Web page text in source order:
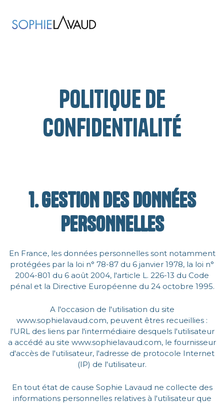
Politique de
confidentialité
1. GESTION DES DONNÉES
PERSONNELLES
En France, les données personnelles sont notamment
protégées par la loi n° 78-87 du 6 janvier 1978, la loi n°
2004-801 du 6 août 2004, l'article L. 226-13 du Code
pénal et la Directive Européenne du 24 octobre 1995.
A l'occasion de l'utilisation du site
www.sophielavaud.com, peuvent êtres recueillies :
l'URL des liens par l'intermédiaire desquels l'utilisateur
a accédé au site www.sophielavaud.com, le fournisseur
d'accès de l'utilisateur, l'adresse de protocole Internet
(IP) de l'utilisateur.
En tout état de cause Sophie Lavaud ne collecte des
informations personnelles relatives à l'utilisateur que